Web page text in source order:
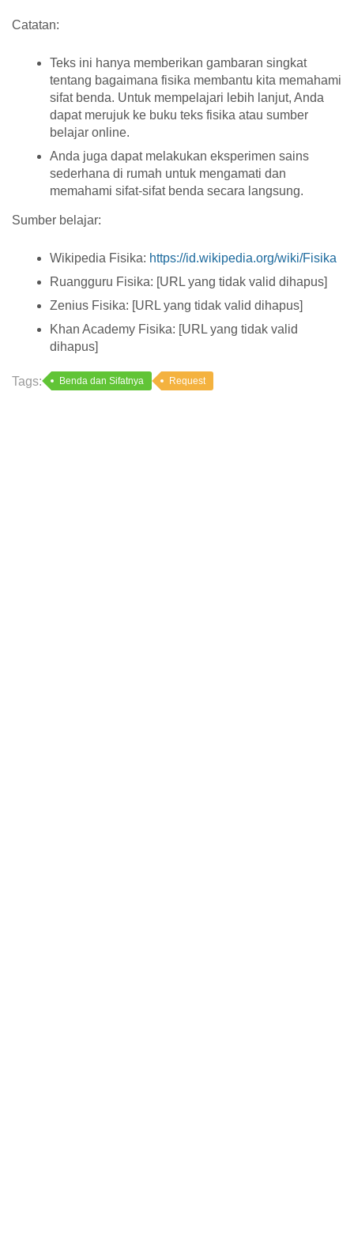
Catatan:
Teks ini hanya memberikan gambaran singkat
tentang bagaimana fisika membantu kita memahami
sifat benda. Untuk mempelajari lebih lanjut, Anda
dapat merujuk ke buku teks fisika atau sumber
belajar online.
Anda juga dapat melakukan eksperimen sains
sederhana di rumah untuk mengamati dan
memahami sifat-sifat benda secara langsung.
Sumber belajar:
Wikipedia Fisika: https://id.wikipedia.org/wiki/Fisika
Ruangguru Fisika: [URL yang tidak valid dihapus]
Zenius Fisika: [URL yang tidak valid dihapus]
Khan Academy Fisika: [URL yang tidak valid
dihapus]
Tags: Benda dan Sifatnya Request